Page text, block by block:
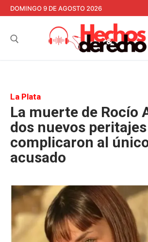
contenido
DOMINGO 9 DE AGOSTO 2026
La Plata
La muerte de Rocío
dos nuevos peritajes
complicaron al
acusado